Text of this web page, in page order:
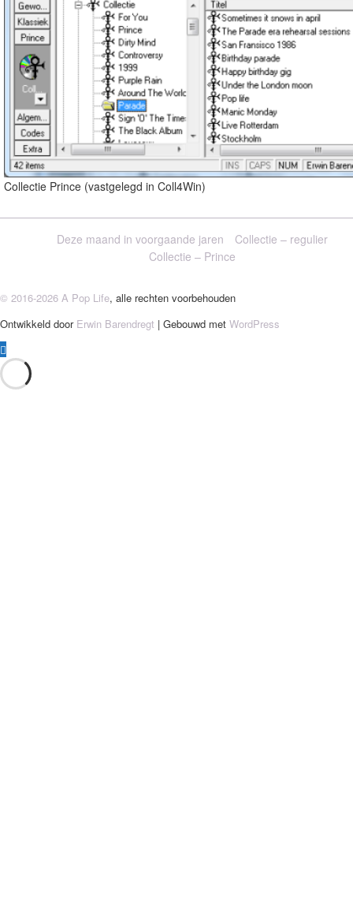
Collectie Prince (vastgelegd in Coll4Win)
Deze maand in voorgaande jaren
Collectie – regulier
Collectie – Prince
© 2016-2026 A Pop Life, alle rechten voorbehouden
Ontwikkeld door Erwin Barendregt | Gebouwd met WordPress